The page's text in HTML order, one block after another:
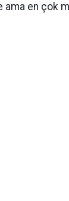
ama en çok